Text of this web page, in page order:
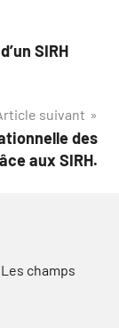
SIRH
suivant
des
aux SIRH.
Les champs